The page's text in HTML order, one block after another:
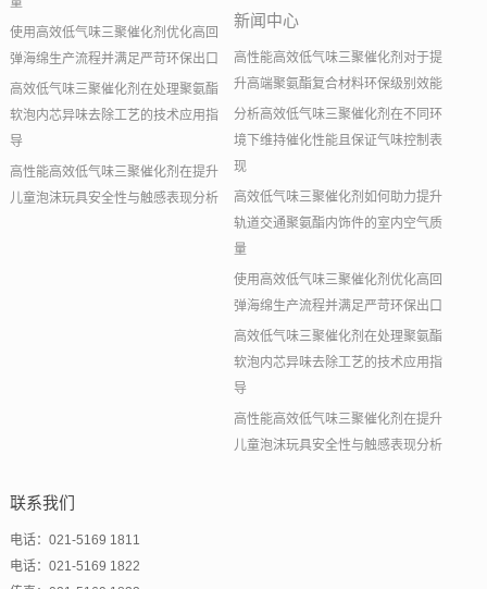
使用高效低气味三聚催化剂优化高回
弹海绵生产流程并满足严苛环保出口
高效低气味三聚催化剂在处理聚氨酯
软泡内芯异味去除工艺的技术应用指
导
高性能高效低气味三聚催化剂在提升
儿童泡沫玩具安全性与触感表现分析
新闻中心
高性能高效低气味三聚催化剂对于提
升高端聚氨酯复合材料环保级别效能
分析高效低气味三聚催化剂在不同环
境下维持催化性能且保证气味控制表
现
高效低气味三聚催化剂如何助力提升
轨道交通聚氨酯内饰件的室内空气质
量
使用高效低气味三聚催化剂优化高回
弹海绵生产流程并满足严苛环保出口
高效低气味三聚催化剂在处理聚氨酯
软泡内芯异味去除工艺的技术应用指
导
高性能高效低气味三聚催化剂在提升
儿童泡沫玩具安全性与触感表现分析
联系我们
电话：021-5169 1811
电话：021-5169 1822